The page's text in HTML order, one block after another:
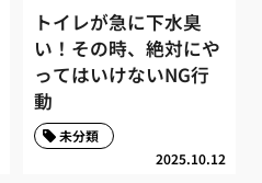
トイレが急に下水臭
い！その時、絶対にや
ってはいけないNG行
動
2025.10.12
未分類